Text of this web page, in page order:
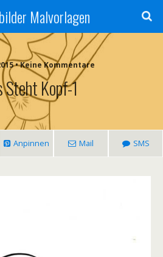
Malvorlagen
• Keine Kommentare
Steht Kopf-1
Anpinnen Mail SMS